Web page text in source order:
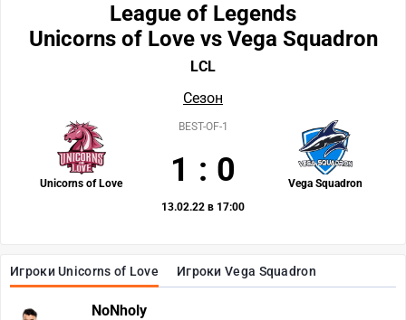
Игроки Unicorns of Love Игроки Vega Squadron
NoNholy
League of Legends
Unicorns of Love vs Vega Squadron
LCL
Сезон
Unicorns of Love Vega Squadron
BEST-OF-1
1 : 0
13.02.22 в 17:00